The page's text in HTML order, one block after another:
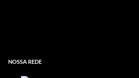
NOSSA REDE